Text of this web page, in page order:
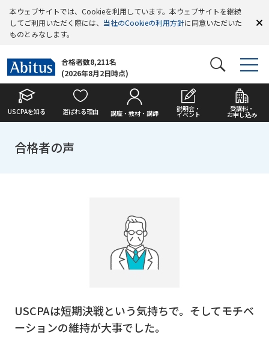
本ウェブサイトでは、Cookieを利用しています。本ウェブサイトを継続
してご利用いただく際には、 当社のCookieの利用方針に同意いただいた
ものとみなします。
合格者数8,211名
(2026年8月2日時点)
USCPAを知る 選ばれる理由 講座・教材・講師
説明会・
イベント
受講料・
お申し込み
合格者の声
USCPAは短期決戦という気持ちで。そしてモチベ
ーションの維持が大事でした。